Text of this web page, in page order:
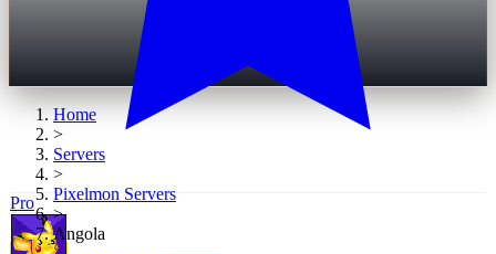
Pro
Home
>
Servers
>
PixelmonServers
>
Angola